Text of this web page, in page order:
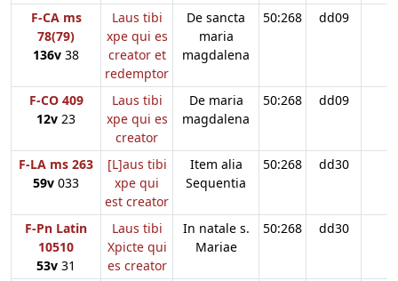
F-CA ms
78(79)
136v 38
Laus tibi
xpe qui es
creator et
redemptor
De sancta
maria
magdalena
50:268 dd09
F-CO 409
12v 23
Laus tibi
xpe qui es
creator
De maria
magdalena
50:268 dd09
F-LA ms 263
59v 033
[L]aus tibi
xpe qui
est creator
Item alia
Sequentia
50:268 dd30
F-Pn Latin
10510
53v 31
Laus tibi
Xpicte qui
es creator
In natale s.
Mariae
50:268 dd30